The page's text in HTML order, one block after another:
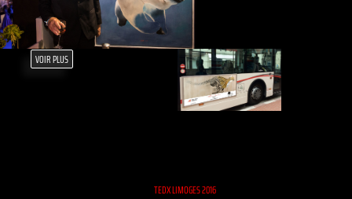
VOIR PLUS
TEDX LIMOGES 2016